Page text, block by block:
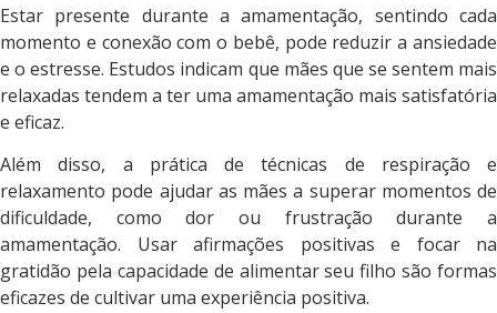
Estar presente durante a amamentação, sentindo cada
momento e conexão com o bebê, pode reduzir a ansiedade
e o estresse. Estudos indicam que mães que se sentem mais
relaxadas tendem a ter uma amamentação mais satisfatória
e eficaz.
Além disso, a prática de técnicas de respiração e
relaxamento pode ajudar as mães a superar momentos de
dificuldade, como dor ou frustração durante a
amamentação. Usar afirmações positivas e focar na
gratidão pela capacidade de alimentar seu filho são formas
eficazes de cultivar uma experiência positiva.